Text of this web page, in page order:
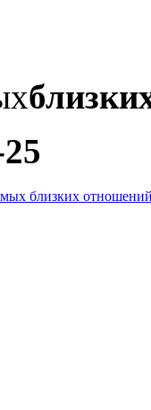
близких